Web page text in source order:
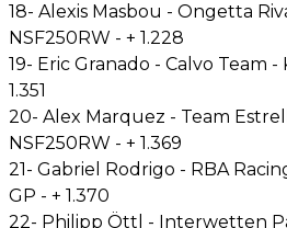
18- Alexis Masbou - Ongetta
NSF250RW - + 1.228
19- Eric Granado - Calvo Team -
1.351
20- Alex Marquez - Team
NSF250RW - + 1.369
21- Gabriel Rodrigo - RBA
GP - + 1.370
22- Philipp Öttl - Interwetten